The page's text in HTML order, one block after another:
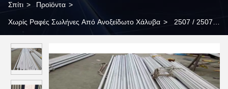
Σπίτι > Προϊόντα >
Χωρίς Ραφές Σωλήνες Από Ανοξείδωτο Χάλυβα > 2507 / 2507 /
χάλυβα ASTM / ASME SA789/790M